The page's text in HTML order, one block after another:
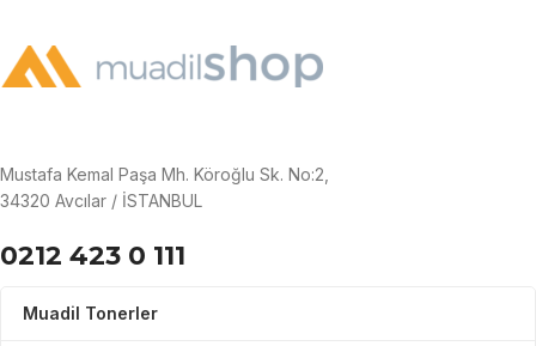
Mustafa Kemal Paşa Mh. Köroğlu Sk. No:2,
34320 Avcılar / İSTANBUL
0212 423 0 111
Muadil Tonerler